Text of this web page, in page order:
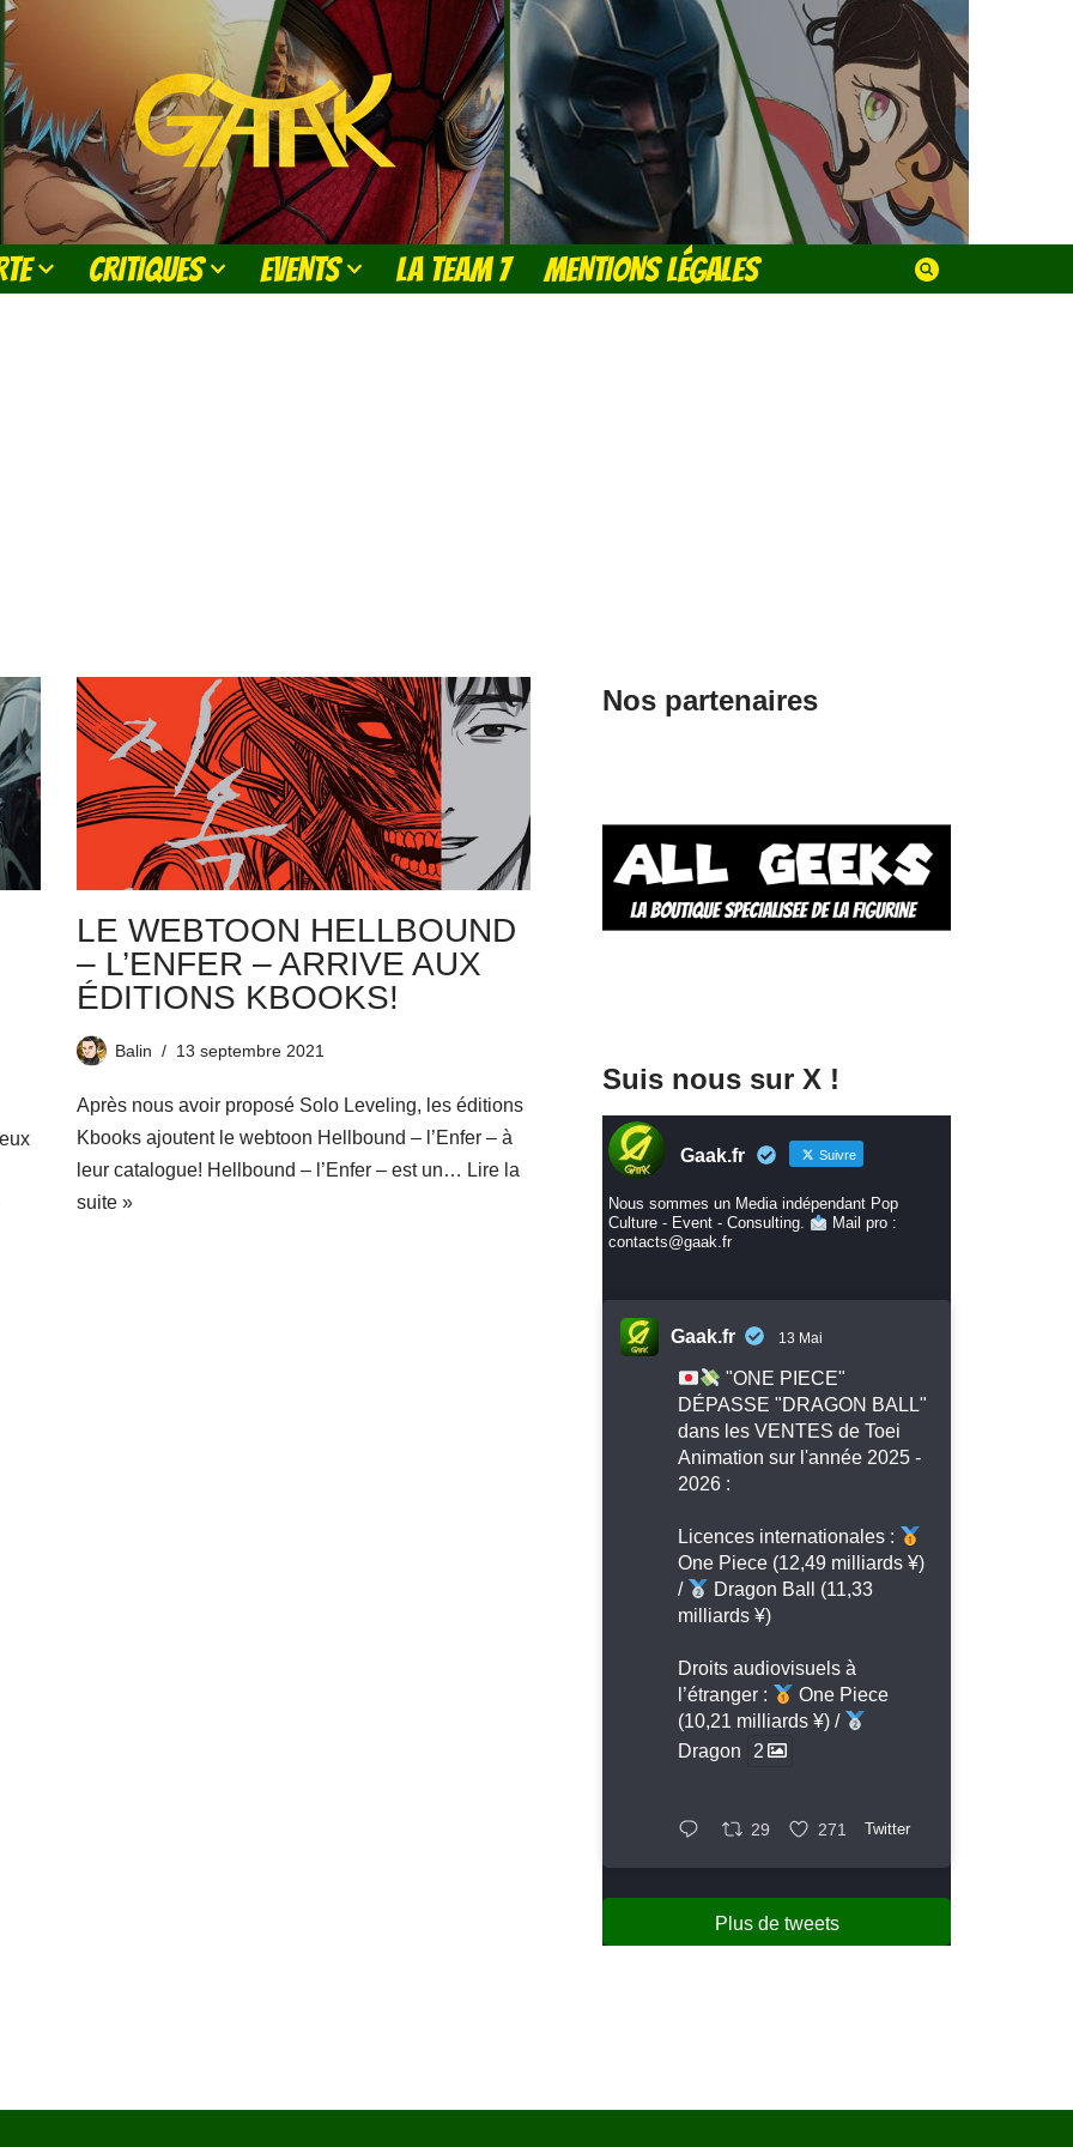
CRITIQUES EVENTS LA TEAM 7 MENTIONS LÉGALES
LE WEBTOON HELLBOUND
– L’ENFER – ARRIVE AUX
ÉDITIONS KBOOKS!
Balin 13 septembre 2021
Après nous avoir proposé Solo Leveling, les éditions
Kbooks ajoutent le webtoon Hellbound – l’Enfer – à
leur catalogue! Hellbound – l’Enfer – est un… Lire la
suite »
Nos partenaires
Suis nous sur X !
Gaak.fr Suivre
Nous sommes un Media indépendant Pop
Culture - Event - Consulting.
Mail pro :
contacts@gaak.fr
Gaak.fr 13 Mai
"ONE PIECE"
DÉPASSE "DRAGON BALL"
dans les VENTES de Toei
Animation sur l'année 2025 -
2026 :
Licences internationales :
One Piece (12,49 milliards ¥)
/
Dragon Ball (11,33
milliards ¥)
Droits audiovisuels à
l’étranger :
One Piece
(10,21 milliards ¥) /
Dragon
2
29 271 Twitter
Plus de tweets